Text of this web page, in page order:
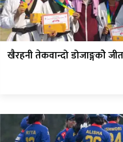
खैरहनी तेकवान्दो डोजाङ्गकोे जीत